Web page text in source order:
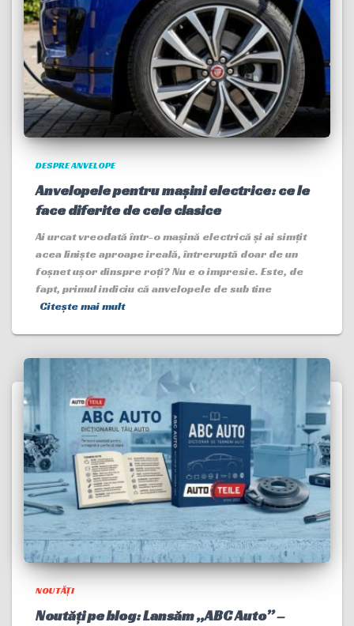
DESPRE ANVELOPE
Anvelopele pentru mașini electrice: ce le
face diferite de cele clasice
Ai urcat vreodată într-o mașină electrică și ai simțit
acea liniște aproape ireală, întreruptă doar de un
foșnet ușor dinspre roți? Nu e o impresie. Este, de
fapt, primul indiciu că anvelopele de sub tine
Citește mai mult
NOUTĂȚI
Noutăți pe blog: Lansăm „ABC Auto” –